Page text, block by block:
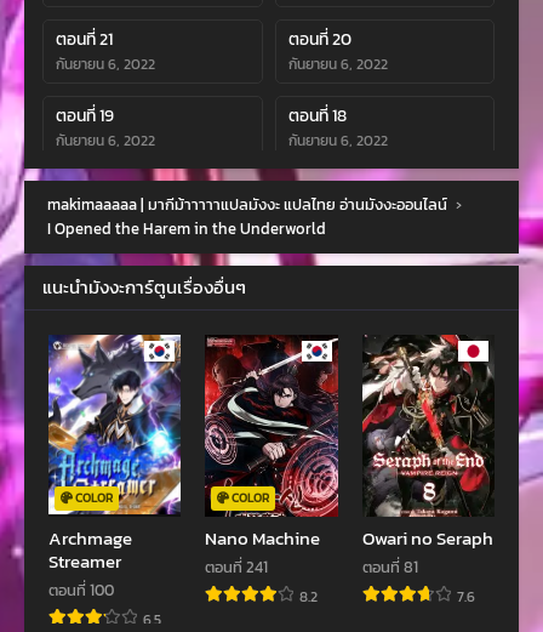
ตอนที่ 21
กันยายน 6, 2022
ตอนที่ 20
กันยายน 6, 2022
ตอนที่ 19
กันยายน 6, 2022
ตอนที่ 18
กันยายน 6, 2022
ตอนที่ 17
กันยายน 6, 2022
ตอนที่ 16
กันยายน 6, 2022
ตอนที่ 15
สิงหาคม 31, 2022
ตอนที่ 14
ตอนที่ 13
สิงหาคม 31, 2022
ตอนที่ 12
สิงหาคม 6, 2022
ตอนที่ 11
สิงหาคม 6, 2022
ตอนที่ 10
สิงหาคม 6, 2022
ตอนที่ 9 ตอนที่ 8
กรกฎาคม 30, 2022
ตอนที่ 7
กรกฎาคม 30, 2022 กรกฎาคม 29, 2022
makimaaaaa | มากีม้าาาาาแปลมังงะ แปลไทย อ่านมังงะออนไลน์ ›
I Opened the Harem in the Underworld
แนะนำมังงะการ์ตูนเรื่องอื่นๆ
COLOR
Archmage
Streamer
ตอนที่ 100
6.5
COLOR
Nano Machine
ตอนที่ 241
8.2
Owari no Seraph
ตอนที่ 81
7.6